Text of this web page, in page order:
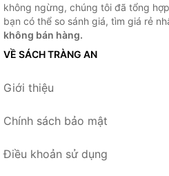
không ngừng, chúng tôi đã tổng
bạn có thể so sánh giá, tìm giá rẻ
không bán hàng.
VỀ SÁCH TRÀNG AN
Giới thiệu
Chính sách bảo mật
Điều khoản sử dụng